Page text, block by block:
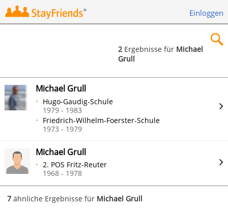
Einloggen
Suchen
2Ergebnisse für Michael
Grull
Michael Grull
Hugo-Gaudig-Schule
1979 - 1983
Friedrich-Wilhelm-Foerster-Schule
1973 - 1979
Michael Grull
2. POS Fritz-Reuter
1968 - 1978
7 ähnliche Ergebnisse für Michael Grull